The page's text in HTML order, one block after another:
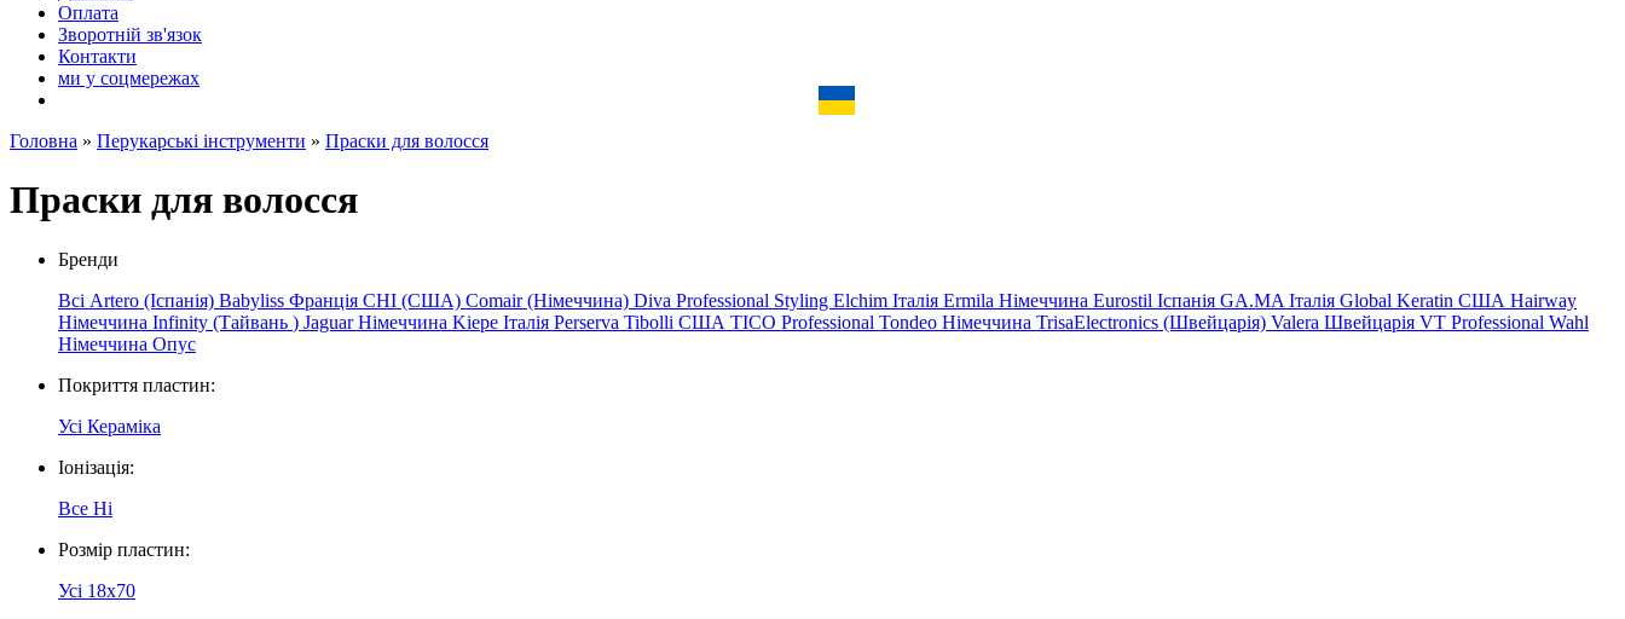
Оплата
Зворотній зв'язок
Контакти
ми у соцмережах
Головна » Перукарські інструменти » Праски для волосся
Праски для волосся
Бренди
Всі Artero (Іспанія) Babyliss Франція CHI (США) Comair (Німеччина) Diva Professional Styling Elchim Італія Ermila Німеччина Eurostil Іспанія GA.MA Італія Global Keratin США Hairway
Німеччина Infinity (Тайвань ) JaguarНімеччина Kiepe Італія Perserva Tibolli США TICO Professional Tondeo Німеччина TrisaElectronics (Швейцарія) Valera Швейцарія VT Professional Wahl
Німеччина Опус
Покриття пластин:
Усі Кераміка
Іонізація:
Все Ні
Розмір пластин:
Усі 18x70